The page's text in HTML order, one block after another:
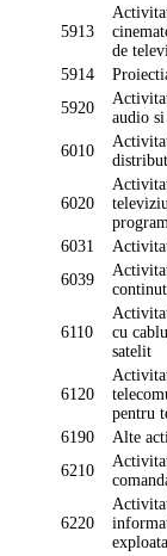
5913
de
5914
5920
audio
6010
6020
6031
6039
6110
cu
satelit
6120
pentru
6190 Alte
6210
6220